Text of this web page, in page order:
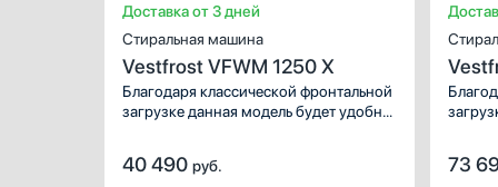
Доставка от 3 дней
Стиральная машина
Vestfrost VFWM 1250 X
Благодаря классической фронтальной
загрузке данная модель будет удобна
минуту. Объем сухого белья, которого
40 490 руб. 73